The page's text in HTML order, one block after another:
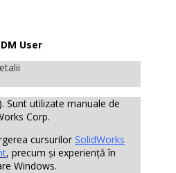
User
Sunt utilizate manuale de
Corp.
cursurilor SolidWorks
, precum și experiență în
Windows.